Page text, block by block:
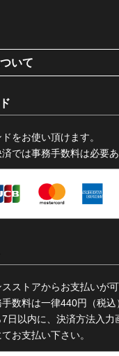
いて
をお使い頂けます。
では事務手数料は必要あ
ストアからお支払いが可
数料は一律440円（税込
日以内に、決済方法入力
お支払い下さい。